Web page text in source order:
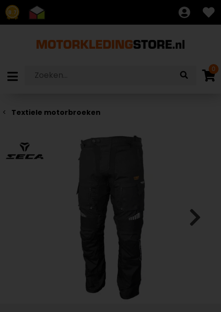
8.7
0
Textiele motorbroeken